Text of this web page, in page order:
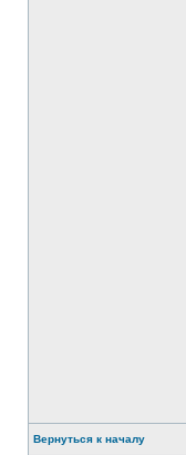
Вернуться к началу